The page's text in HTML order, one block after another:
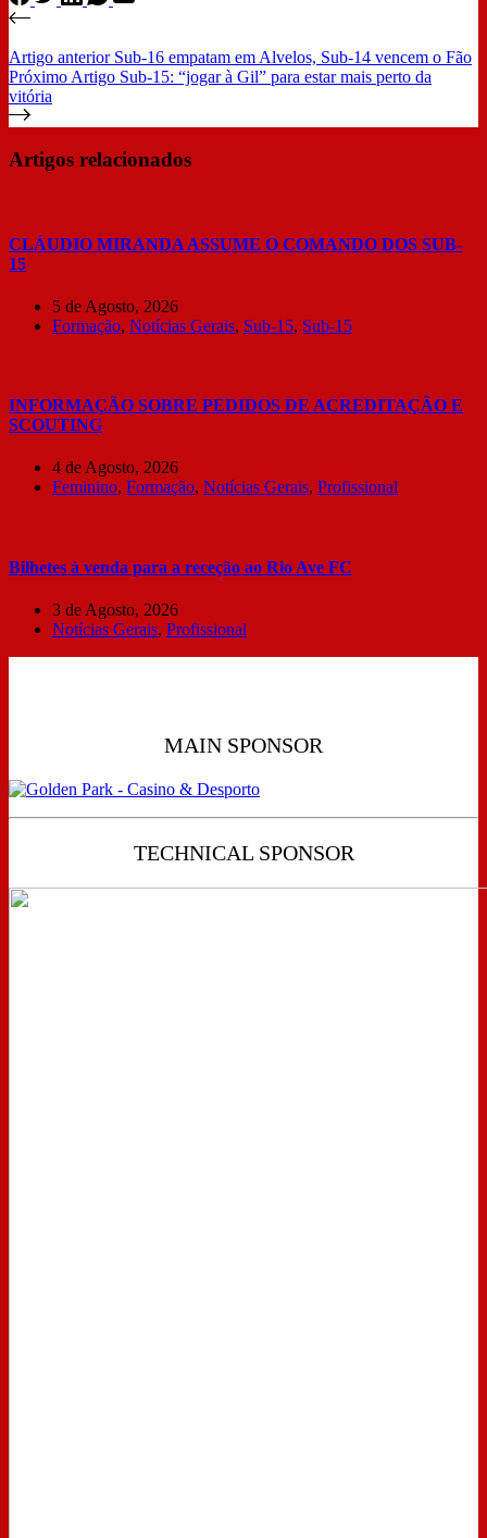
Artigo anterior Sub-16 empatam em Alvelos, Sub-14 vencem o Fão
Próximo Artigo Sub-15: “jogar à Gil” para estar mais perto da
vitória
Artigos relacionados
CLÁUDIO MIRANDA ASSUME O COMANDO DOS SUB-
15
5 de Agosto, 2026
Formação, Notícias Gerais, Sub-15, Sub-15
INFORMAÇÃO SOBRE PEDIDOS DE ACREDITAÇÃO E
SCOUTING
4 de Agosto, 2026
Feminino, Formação, Notícias Gerais, Profissional
Bilhetes à venda para a receção ao Rio Ave FC
3 de Agosto, 2026
Notícias Gerais, Profissional
MAIN SPONSOR
TECHNICAL SPONSOR